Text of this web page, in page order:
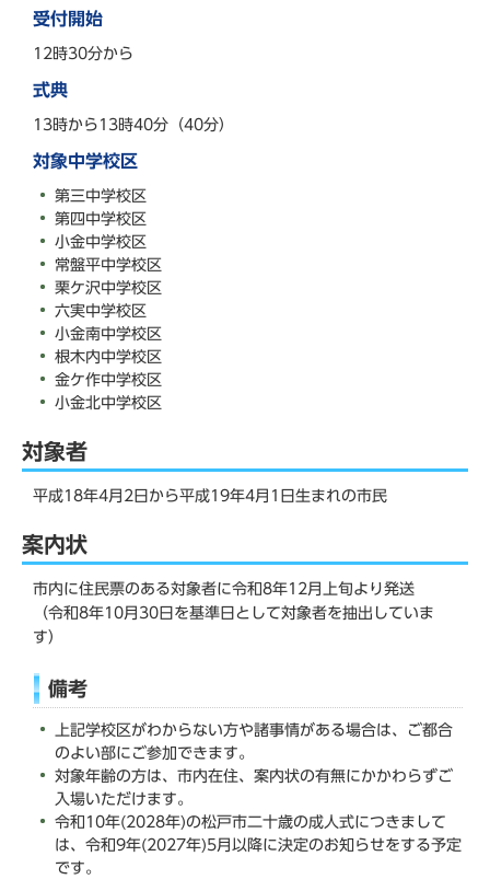
受付開始
12時30分から
式典
13時から13時40分（40分）
対象中学校区
第三中学校区
第四中学校区
小金中学校区
常盤平中学校区
栗ケ沢中学校区
六実中学校区
小金南中学校区
根木内中学校区
金ケ作中学校区
小金北中学校区
対象者
平成18年4月2日から平成19年4月1日生まれの市民
案内状
市内に住民票のある対象者に令和8年12月上旬より発送
（令和8年10月30日を基準日として対象者を抽出していま
す）
備考
上記学校区がわからない方や諸事情がある場合は、ご都合
のよい部にご参加できます。
対象年齢の方は、市内在住、案内状の有無にかかわらずご
入場いただけます。
令和10年(2028年)の松戸市二十歳の成人式につきまして
は、令和9年(2027年)5月以降に決定のお知らせをする予定
です。